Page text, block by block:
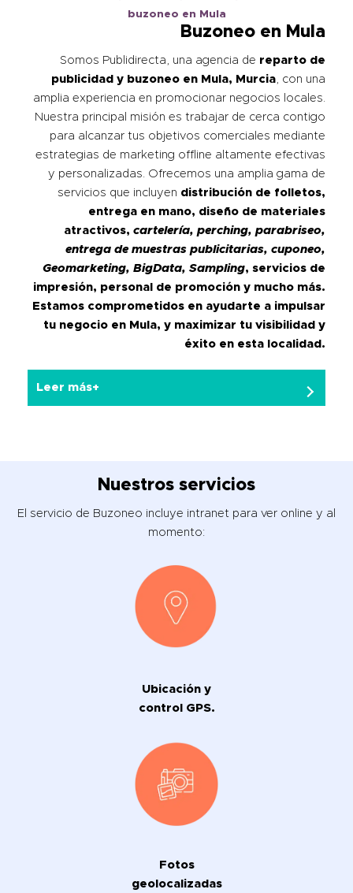
buzoneo en Mula
Buzoneo en Mula
Somos Publidirecta, una agencia de reparto de
publicidad y buzoneo en Mula, Murcia , con una
amplia experiencia en promocionar negocios locales.
Nuestra principal misión es trabajar de cerca contigo
para alcanzar tus objetivos comerciales mediante
estrategias de marketing offline altamente efectivas
y personalizadas. Ofrecemos una amplia gama de
servicios que incluyen distribución de folletos,
entrega en mano, diseño de materiales
atractivos, cartelería, perching, parabriseo,
entrega de muestras publicitarias, cuponeo,
Geomarketing, BigData, Sampling, servicios de
impresión, personal de promoción y mucho más.
Estamos comprometidos en ayudarte a impulsar
tu negocio en Mula, y maximizar tu visibilidad y
éxito en esta localidad.
Leer más+
Nuestros servicios
El servicio de Buzoneo incluye intranet para ver online y al
momento:
Ubicación y
control GPS.
Fotos
geolocalizadas